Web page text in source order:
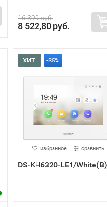
16 390 руб.
8 522,80 руб.
ХИТ! -35%
избранное сравнить
DS-KH6320-LE1/White(B)